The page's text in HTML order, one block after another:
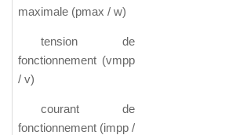
maximale (pmax / w)
tension de
fonctionnement (vmpp
/ v)
courant de
fonctionnement (impp /